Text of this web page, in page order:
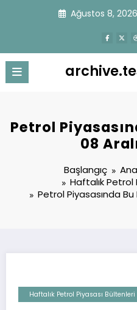
Ağustos 8, 2026
Petrol
08
Başlangıç
Haftalık Petrol
Petrol Piyasasında
Haftalık Petrol Piyasası Bültenleri